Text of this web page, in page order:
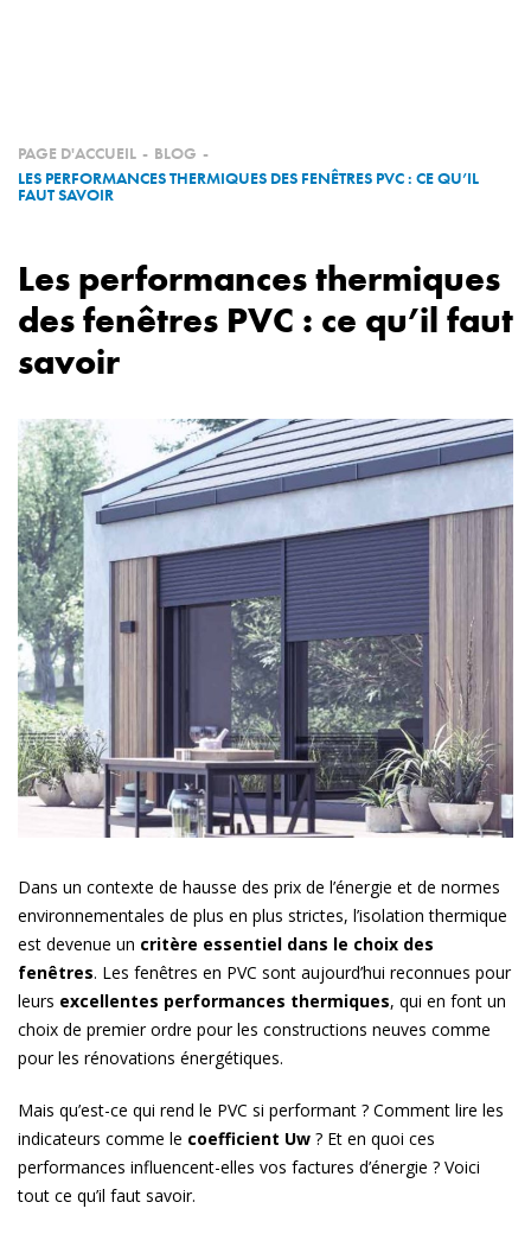
NOS RÉALISATIONS
DEVENEZ PARTENAIRE
CONTACT
PAGE D'ACCUEIL - BLOG -
LES PERFORMANCES THERMIQUES DES FENÊTRES PVC : CE QU’IL
FAUT SAVOIR
Les performances thermiques
des fenêtres PVC : ce qu’il faut
savoir
Dans un contexte de hausse des prix de l’énergie et de normes
environnementales de plus en plus strictes, l’isolation thermique
est devenue un critère essentiel dans le choix des
fenêtres. Les fenêtres en PVC sont aujourd’hui reconnues pour
leurs excellentes performances thermiques, qui en font un
choix de premier ordre pour les constructions neuves comme
pour les rénovations énergétiques.
Mais qu’est-ce qui rend le PVC si performant ? Comment lire les
indicateurs comme le coefficient Uw ? Et en quoi ces
performances influencent-elles vos factures d’énergie ? Voici
tout ce qu’il faut savoir.